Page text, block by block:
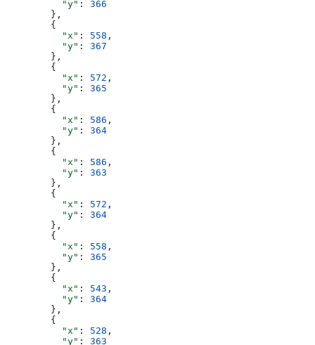
          "y"
: 366
        },
        {
          "x"
: 558 ,
          "y"
: 367
        },
        {
          "x"
: 572 ,
          "y"
: 365
        },
        {
          "x"
: 586 ,
          "y"
: 364
        },
        {
          "x"
: 586 ,
          "y"
: 363
        },
        {
          "x"
: 572 ,
          "y"
: 364
        },
        {
          "x"
: 558 ,
          "y"
: 365
        },
        {
          "x"
: 543 ,
          "y"
: 364
        },
        {
          "x"
: 528 ,
          "y"
: 363